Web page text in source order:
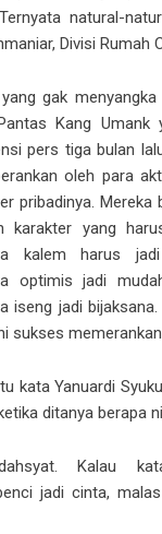
natural-
Divisi Rumah
gak
Kang Umank
pers tiga bulan
oleh para
pribadinya. Mereka
karakter yang
kalem harus
optimis jadi
iseng jadi
sukses
kata Yanuardi
ditanya berapa
Kalau
jadi cinta,